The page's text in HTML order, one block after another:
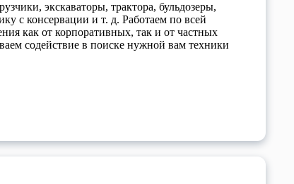
экскаваторы, трактора, бульдозеры,
с консервации и т. д. Работаем по всей
как от корпоративных, так и от частных
содействие в поиске нужной вам техники